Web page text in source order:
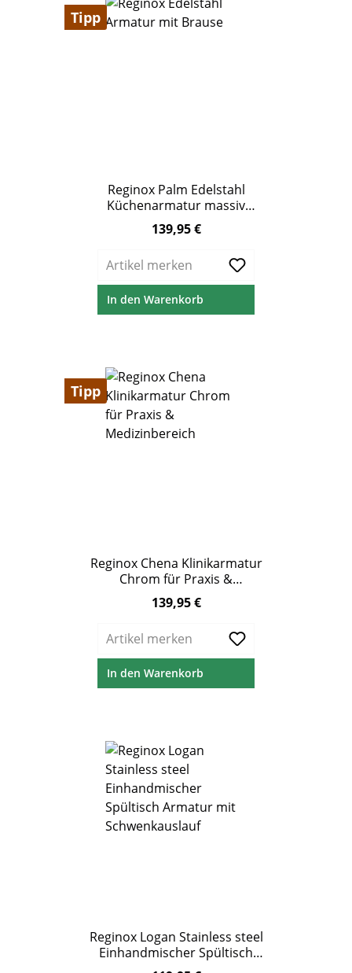
Tipp
Reginox Palm Edelstahl
Küchenarmatur massiv
gebürstet mit Schlauchbrause
Regulärer Preis:
139,95 €
Artikel merken
In den Warenkorb
Tipp
Reginox Chena Klinikarmatur
Chrom für Praxis &
Medizinbereich
Regulärer Preis:
139,95 €
Artikel merken
In den Warenkorb
Reginox Logan Stainless steel
Einhandmischer Spültisch
Armatur Schwenkauslauf